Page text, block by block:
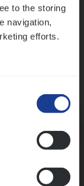
to the storing
navigation,
efforts.